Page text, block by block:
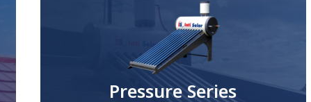
Pressure Series